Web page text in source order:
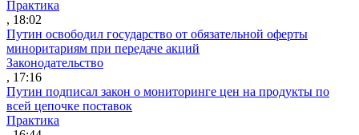
Практика
, 18:02
Путин освободил государство от обязательной оферты
миноритариям при передаче акций
Законодательство
, 17:16
Путин подписал закон о мониторинге цен на продукты по
всей цепочке поставок
Практика